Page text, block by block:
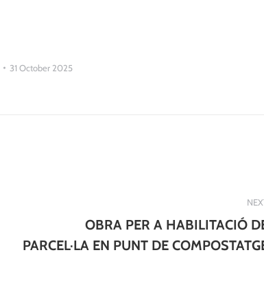
31 October 2025
post:
OBRA PER A HABILITACIÓ
PARCEL·LA EN PUNT DE